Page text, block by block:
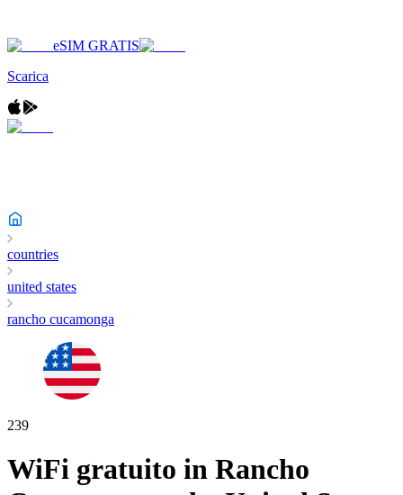
eSIM GRATIS
Scarica
countries
united states
rancho cucamonga
239
WiFi gratuito in Rancho